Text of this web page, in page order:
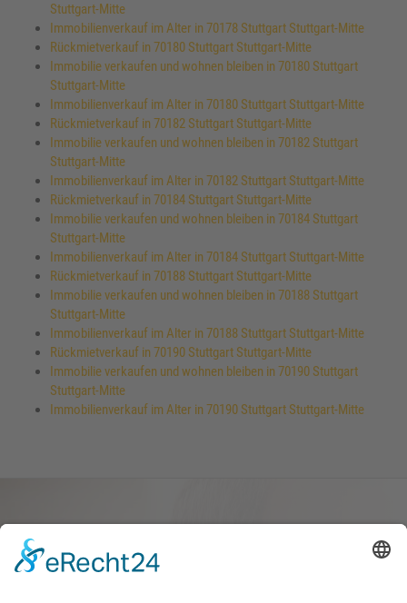
Stuttgart-Mitte
Immobilienverkauf im Alter in 70178 Stuttgart Stuttgart-Mitte
Rückmietverkauf in 70180 Stuttgart Stuttgart-Mitte
Immobilie verkaufen und wohnen bleiben in 70180 Stuttgart
Stuttgart-Mitte
Immobilienverkauf im Alter in 70180 Stuttgart Stuttgart-Mitte
Rückmietverkauf in 70182 Stuttgart Stuttgart-Mitte
Immobilie verkaufen und wohnen bleiben in 70182 Stuttgart
Stuttgart-Mitte
Immobilienverkauf im Alter in 70182 Stuttgart Stuttgart-Mitte
Rückmietverkauf in 70184 Stuttgart Stuttgart-Mitte
Immobilie verkaufen und wohnen bleiben in 70184 Stuttgart
Stuttgart-Mitte
Immobilienverkauf im Alter in 70184 Stuttgart Stuttgart-Mitte
Rückmietverkauf in 70188 Stuttgart Stuttgart-Mitte
Immobilie verkaufen und wohnen bleiben in 70188 Stuttgart
Stuttgart-Mitte
Immobilienverkauf im Alter in 70188 Stuttgart Stuttgart-Mitte
Rückmietverkauf in 70190 Stuttgart Stuttgart-Mitte
Immobilie verkaufen und wohnen bleiben in 70190 Stuttgart
Stuttgart-Mitte
Immobilienverkauf im Alter in 70190 Stuttgart Stuttgart-Mitte
verkaufen und darin